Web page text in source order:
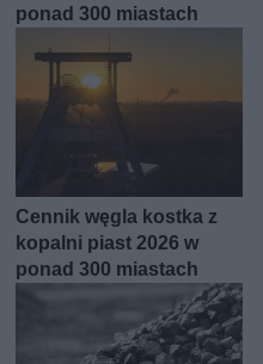
ponad 300 miastach
Cennik węgla kostka z
kopalni piast 2026 w
ponad 300 miastach